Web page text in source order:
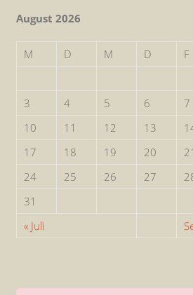
August 2026
M D M D F
3
4 5 6 7
10
11 12 13
17
18 19 20 21
24
25 26 27
31
« Juli